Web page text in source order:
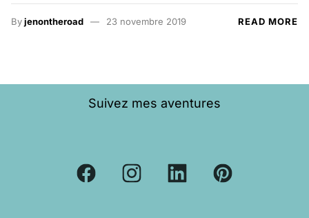
Byjenontheroad 23 novembre 2019 READ MORE
Suivez mes aventures